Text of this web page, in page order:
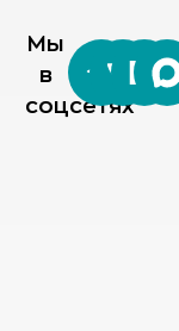
Мы
в
соцсетях